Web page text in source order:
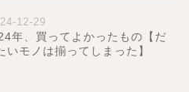
12-29
年、買ってよかったもの【だ
いモノは揃ってしまった】